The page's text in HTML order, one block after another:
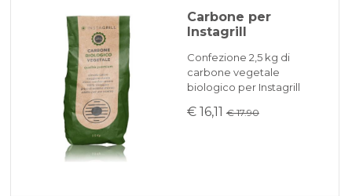
Carbone per
Instagrill
Confezione 2,5 kg di
carbone vegetale
biologico per Instagrill
€ 16,11 € 17.90